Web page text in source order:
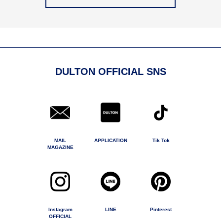
DULTON OFFICIAL SNS
MAIL
MAGAZINE
APPLICATION Tik Tok
Instagram
OFFICIAL
LINE Pinterest